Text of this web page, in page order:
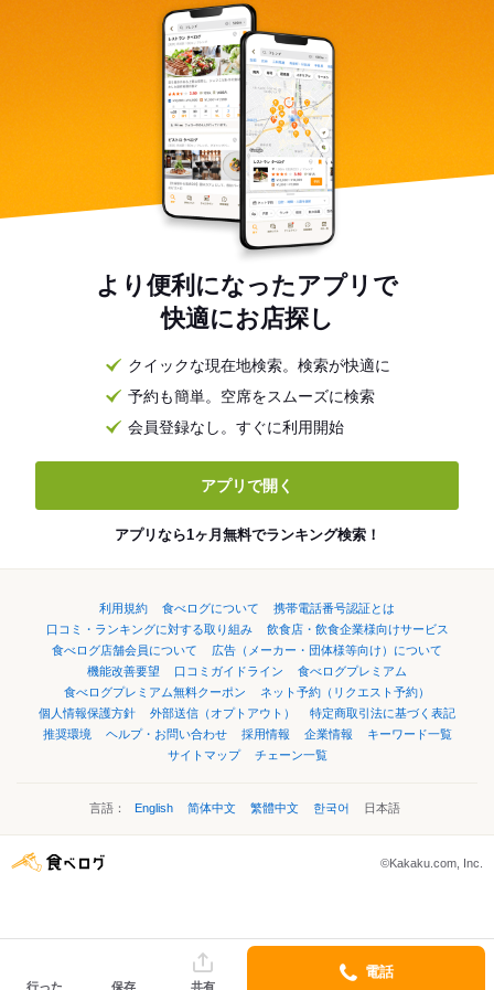
より便利になったアプリで
快適にお店探し
クイックな現在地検索。検索が快適に
予約も簡単。空席をスムーズに検索
会員登録なし。すぐに利用開始
アプリで開く
アプリなら1ヶ月無料でランキング検索！
利用規約 食べログについて
携帯電話番号認証とは
口コミ・ランキングに対する取り組み
飲食店・飲食企業様向けサービス
食べログ店舗会員について
広告（メーカー・団体様等向け）について
機能改善要望
口コミガイドライン
食べログプレミアム
食べログプレミアム無料クーポン
ネット予約（リクエスト予約）
個人情報保護方針
外部送信（オプトアウト）
特定商取引法に基づく表記
推奨環境
ヘルプ・お問い合わせ 採用情報 企業情報
キーワード一覧
サイトマップ
チェーン一覧
言語： English 简体中文 繁體中文 한국어 日本語
©Kakaku.com, Inc.
行った 保存 共有
電話